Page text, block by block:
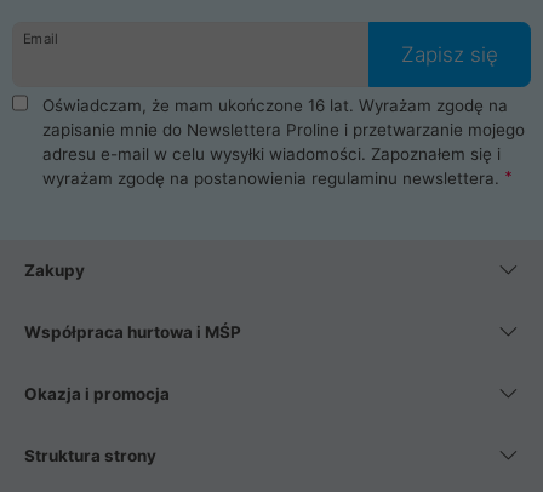
danych osobowych. Dlatego zakup notebooka albo laptopa w
ProLine to czysta przyjemność i pełne bezpieczeństwo.
Zaopatrzysz się u nas w akcesoria i części komputerowe
takie jak procesory, karty graficzne, płyty główne, pamięci,
dyski SSD, M.2 oraz HDD. Nasi pracownicy pomogą Ci wybrać
najlepszy zasilacz komputerowy oraz obudowę do komputera.
Poza komputerami mamy również najlepsze na rynku
Smartfony takich producentów jak Xiaomi, Apple, Samsung i
wentylatory. Na koniec mając już to wszystko, możesz
Email
Zapisz się
Oświadczam, że mam ukończone 16 lat. Wyrażam zgodę na
zapisanie mnie do Newslettera Proline i przetwarzanie mojego
adresu e-mail w celu wysyłki wiadomości. Zapoznałem się i
wyrażam zgodę na postanowienia regulaminu newslettera.
Zakupy
Współpraca hurtowa i MŚP
Okazja i promocja
Struktura strony